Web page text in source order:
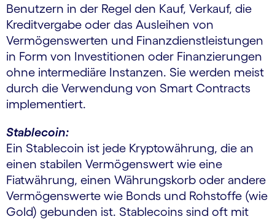
Benutzern in der Regel den Kauf, Verkauf, die
Kreditvergabe oder das Ausleihen von
Vermögenswerten und Finanzdienstleistungen
in Form von Investitionen oder Finanzierungen
ohne intermediäre Instanzen. Sie werden meist
durch die Verwendung von Smart Contracts
implementiert.
Stablecoin:
Ein Stablecoin ist jede Kryptowährung, die an
einen stabilen Vermögenswert wie eine
Fiatwährung, einen Währungskorb oder andere
Vermögenswerte wie Bonds und Rohstoffe (wie
Gold) gebunden ist. Stablecoins sind oft mit